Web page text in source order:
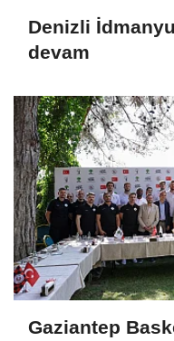
Denizli
devam
Gaziantep